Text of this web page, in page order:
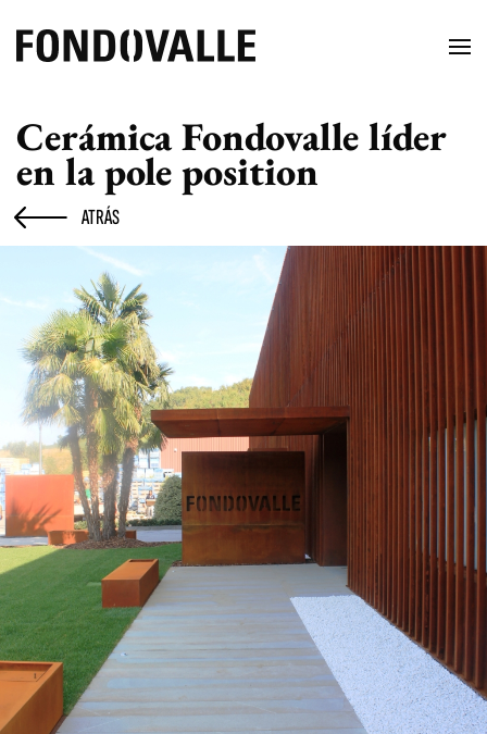
ATRÁS
Cerámica Fondovalle líder
en la pole position